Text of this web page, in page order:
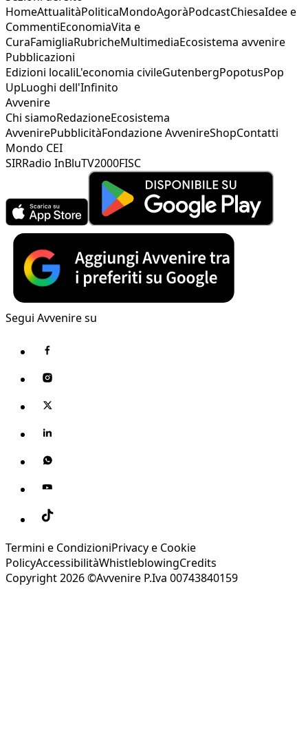
HomeAttualitàPoliticaMondoAgoràPodcastChiesaIdee e
CommentiEconomiaVita e
CuraFamigliaRubricheMultimediaEcosistema avvenire
Pubblicazioni
Edizioni localiL'economia civileGutenbergPopotusPop
UpLuoghi dell'Infinito
Avvenire
Chi siamoRedazioneEcosistema
AvvenirePubblicitàFondazione AvvenireShopContatti
Mondo CEI
SIRRadio InBluTV2000FISC
Segui Avvenire su
Termini e CondizioniPrivacy e Cookie
PolicyAccessibilitàWhistleblowingCredits
Copyright 2026 ©Avvenire P.Iva 00743840159